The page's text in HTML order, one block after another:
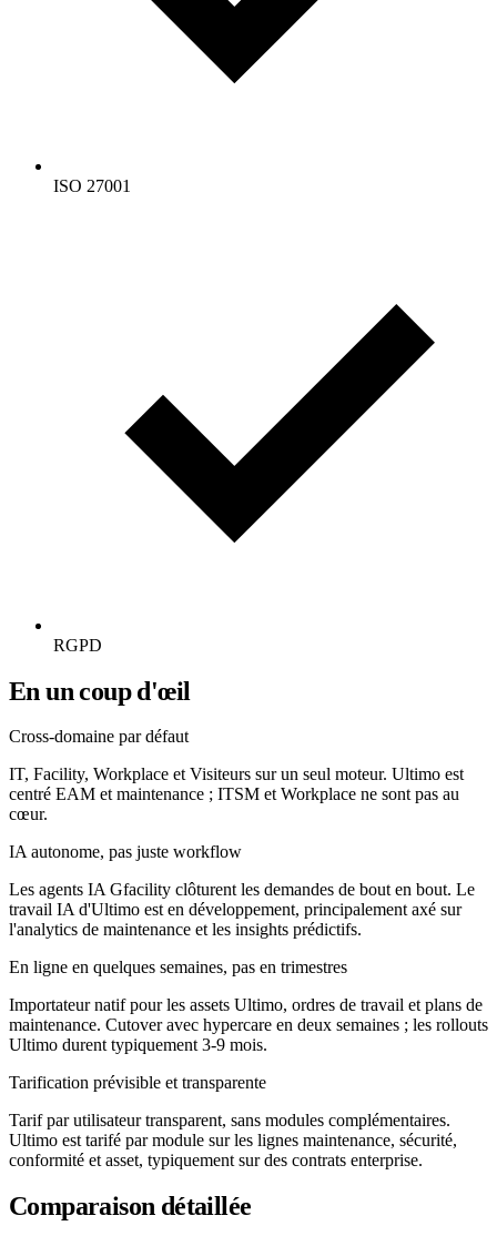
ISO 27001
RGPD
En un coup d'œil
Cross-domaine par défaut
IT, Facility, Workplace et Visiteurs sur un seul moteur. Ultimo est
centré EAM et maintenance ; ITSM et Workplace ne sont pas au
cœur.
IA autonome, pas juste workflow
Les agents IA Gfacility clôturent les demandes de bout en bout. Le
travail IA d'Ultimo est en développement, principalement axé sur
l'analytics de maintenance et les insights prédictifs.
En ligne en quelques semaines, pas en trimestres
Importateur natif pour les assets Ultimo, ordres de travail et plans de
maintenance. Cutover avec hypercare en deux semaines ; les rollouts
Ultimo durent typiquement 3-9 mois.
Tarification prévisible et transparente
Tarif par utilisateur transparent, sans modules complémentaires.
Ultimo est tarifé par module sur les lignes maintenance, sécurité,
conformité et asset, typiquement sur des contrats enterprise.
Comparaison détaillée